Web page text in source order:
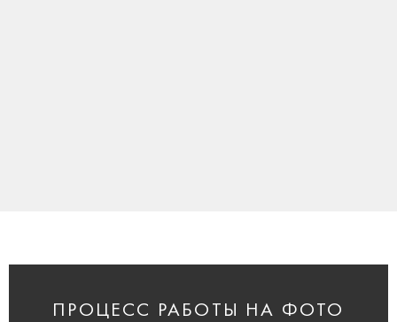
ПРОЦЕСС РАБОТЫ НА ФОТО